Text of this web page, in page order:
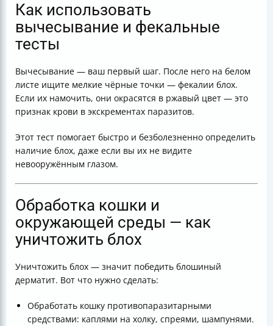
Как использовать
вычесывание и фекальные
тесты
Вычесывание — ваш первый шаг. После него на белом
листе ищите мелкие чёрные точки — фекалии блох.
Если их намочить, они окрасятся в ржавый цвет — это
признак крови в экскрементах паразитов.
Этот тест помогает быстро и безболезненно определить
наличие блох, даже если вы их не видите
невооружённым глазом.
Обработка кошки и
окружающей среды — как
уничтожить блох
Уничтожить блох — значит победить блошиный
дерматит. Вот что нужно сделать:
Обработать кошку противопаразитарными
средствами: каплями на холку, спреями, шампунями.